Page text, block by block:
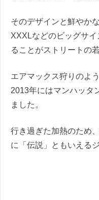
そのデザインと鮮やか
XXXLなどのビッグサ
ることがストリートの
エアマックス狩りのよ
2013年にはマンハッタ
ました。
行き過ぎた加熱のため
に「伝説」ともいえる